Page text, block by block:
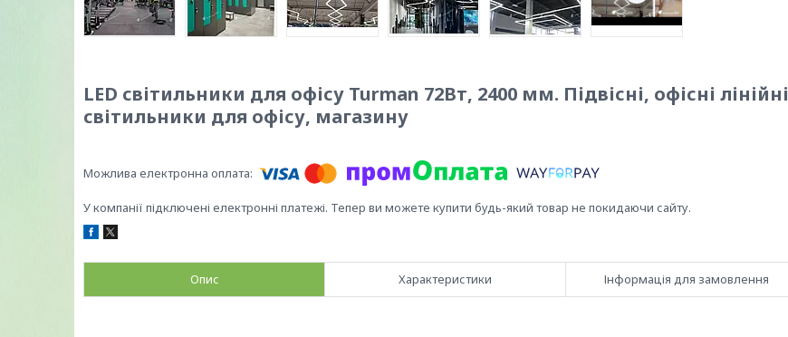
LED світильники для офісу Turman 72Вт, 2400 мм. Підвісні, офісні лінійні
світильники для офісу, магазину
У компанії підключені електронні платежі. Тепер ви можете купити будь-який товар не покидаючи сайту.
Опис Характеристики Інформація для замовлення